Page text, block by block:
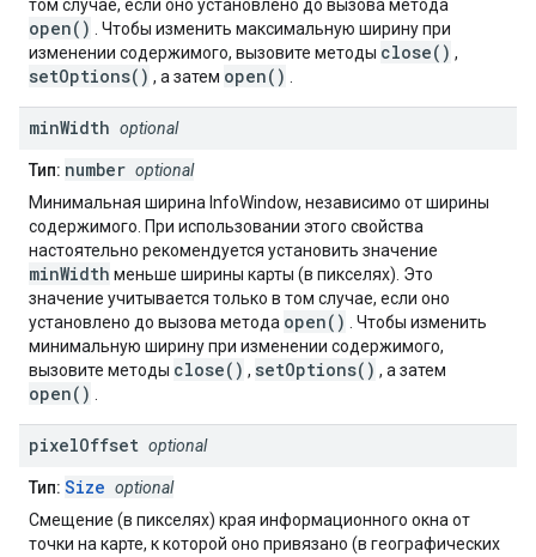
том случае, если оно установлено до вызова метода
open()
. Чтобы изменить максимальную ширину при
изменении содержимого, вызовите методы close() ,
setOptions() , а затем open()
minWidth optional
Тип: number optional
Минимальная ширина InfoWindow, независимо от ширины
содержимого. При использовании этого свойства
настоятельно рекомендуется установить значение
minWidth меньше ширины карты (в пикселях). Это
значение учитывается только в том случае, если оно
установлено до вызова метода open()
. Чтобы изменить
минимальную ширину при изменении содержимого,
вызовите методы close() , setOptions() , а затем
open()
pixelOffset optional
Тип: Size optional
Смещение (в пикселях) края информационного окна от
точки на карте, к которой оно привязано (в географических